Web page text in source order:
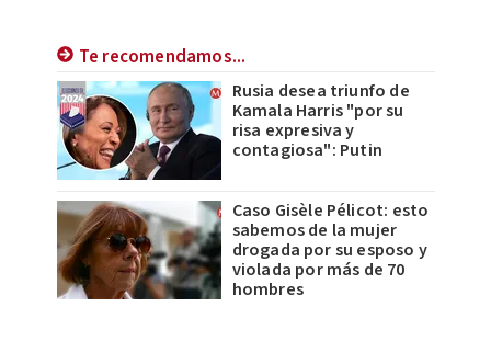
Te recomendamos...
Rusia desea triunfo de
Kamala Harris "por su
risa expresiva y
contagiosa": Putin
Caso Gisèle Pélicot: esto
sabemos de la mujer
drogada por su esposo y
violada por más de 70
hombres